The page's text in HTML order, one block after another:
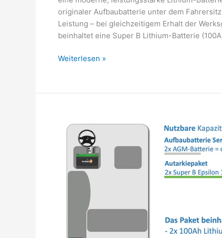
originaler Aufbaubatterie unter dem
Leistung – bei gleichzeitigem Erhalt der
beinhaltet eine Super B Lithium-Batterie
Weiterlesen »
VW
California
Coast/Ocean